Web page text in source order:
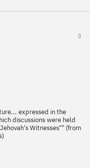
expressed in the
discussions were held
Witnesses"" (from